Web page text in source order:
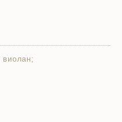
виолан;